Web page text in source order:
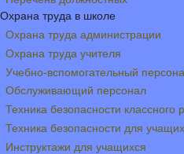
Охрана труда в школе
Охрана труда администрации
Охрана труда учителя
Учебно-вспомогательный
Обслуживающий персонал
Техника безопасности классного
Техника безопасности для
Инструктажи для учащихся